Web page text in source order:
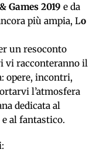
Games 2019 e da
più ampia, Lo
un resoconto
vi racconteranno il
opere, incontri,
l’atmosfera
dedicata al
al fantastico.